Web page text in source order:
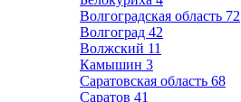
Волгоградская область 72
Волгоград 42
Волжский 11
Камышин 3
Саратовская область 68
Саратов 41